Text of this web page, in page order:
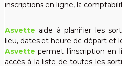
inscriptions en ligne, la
Asvette aide à planifier les
lieu, dates et heure de départ et
Asvette permet l’inscription en
accès à la liste de toutes les